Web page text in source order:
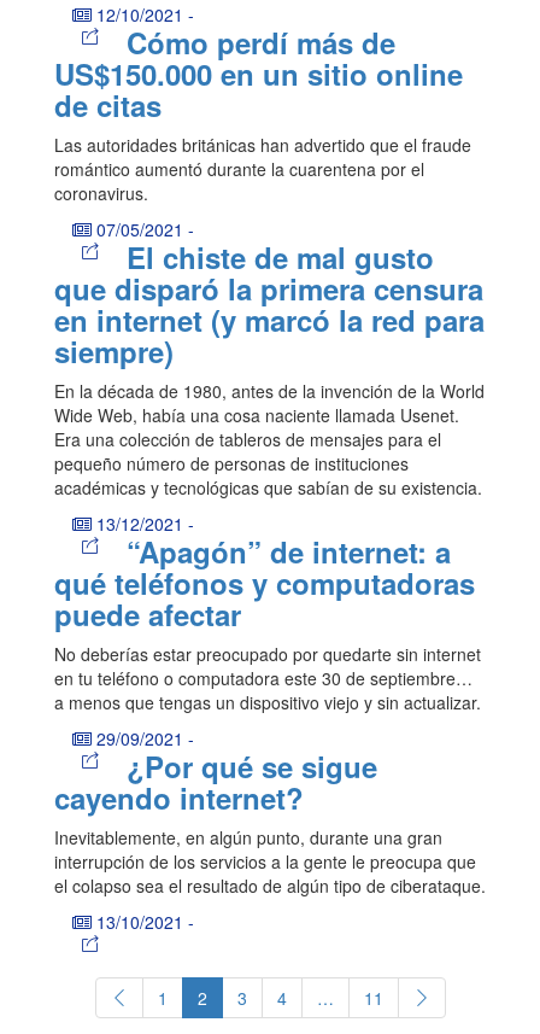
12/10/2021 -
Cómo perdí más de
US$150.000 en un sitio online
de citas
Las autoridades británicas han advertido que el fraude
romántico aumentó durante la cuarentena por el
coronavirus.
07/05/2021 -
El chiste de mal gusto
que disparó la primera censura
en internet (y marcó la red para
siempre)
En la década de 1980, antes de la invención de la World
Wide Web, había una cosa naciente llamada Usenet.
Era una colección de tableros de mensajes para el
pequeño número de personas de instituciones
académicas y tecnológicas que sabían de su existencia.
13/12/2021 -
“Apagón” de internet: a
qué teléfonos y computadoras
puede afectar
No deberías estar preocupado por quedarte sin internet
en tu teléfono o computadora este 30 de septiembre…
a menos que tengas un dispositivo viejo y sin actualizar.
29/09/2021 -
¿Por qué se sigue
cayendo internet?
Inevitablemente, en algún punto, durante una gran
interrupción de los servicios a la gente le preocupa que
el colapso sea el resultado de algún tipo de ciberataque.
13/10/2021 -
1 2 3 4 … 11